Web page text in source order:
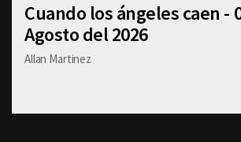
Cuando los ángeles caen -
Agosto del 2026
Allan Martinez